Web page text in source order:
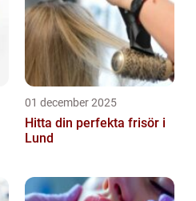
01 december 2025
Hitta din perfekta frisör i
Lund